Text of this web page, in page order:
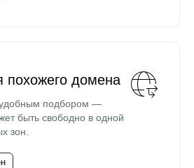
похожего домена
удобным подбором —
быть свободно в одной
зон.